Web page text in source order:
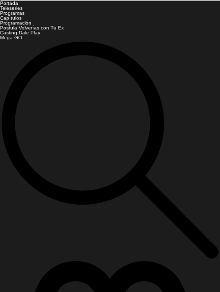
Portada
Teleseries
Programas
Capítulos
Programación
Postula Volverías con Tu Ex
Casting Dale Play
Mega GO